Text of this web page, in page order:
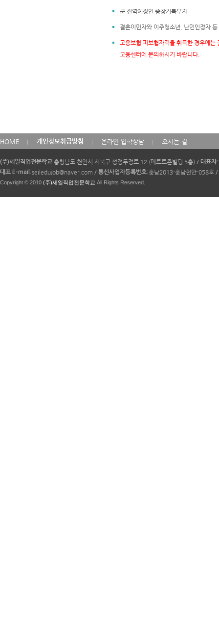
군 전역예정인 중장기복무자
결혼이민자와 이주청소년, 난민인정자 등
고용보험 피보험자격을 취득한 경우에는
고용센터에 문의하시기 바랍니다.
HOME 개인정보취급방침 온라인 입학상담 오시는 길
카
피
라
이
트
(주)세일직업전문학교 충청남도 천안시 서북구 성정두정로 12 (메트로죤빌딩 5층) / 대표자
대표 E-mail :seiledujob@naver.com / 통신사업자등록번호:충남2013-충남천안-058호 /
Copyright © 2010 (주)세일직업전문학교 All Rights Reserved.